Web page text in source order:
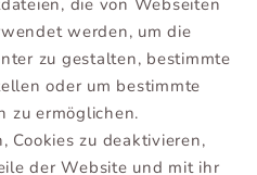
die von Webseiten
werden, um die
zu gestalten, bestimmte
oder um bestimmte
zu ermöglichen.
Cookies zu deaktivieren,
der Website und mit ihr